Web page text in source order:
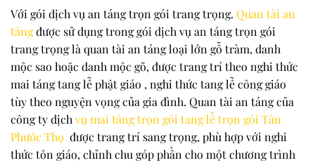
Với gói dịch vụ an táng trọn gói trang trọng. Quan tài an
tángđược sử dụng trong gói dịch vụ an táng trọn gói
trang trọng là quan tài an táng loại lớn gỗ tràm, danh
mộc sao hoặc danh mộc gõ, được trang trí theo nghi thức
mai táng tang lễ phật giáo , nghi thức tang lễ công giáo
tùy theo nguyện vọng của gia đình. Quan tài an táng của
công ty dịchvụ mai táng trọn gói tang lễ trọn góiTân
Phước Thọ được trang trí sang trọng, phù hợp với nghi
thức tôn giáo, chỉnh chu góp phần cho một chương trình